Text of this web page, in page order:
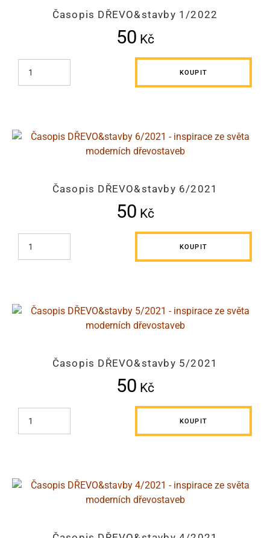
Časopis DŘEVO&stavby 1/2022
50 Kč
KOUPIT
Časopis DŘEVO&stavby 6/2021
50 Kč
KOUPIT
Časopis DŘEVO&stavby 5/2021
50 Kč
KOUPIT